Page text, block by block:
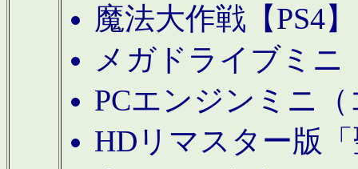
魔法大作戦【PS4
メガドライブミニ
PCエンジンミニ
HDリマスター版